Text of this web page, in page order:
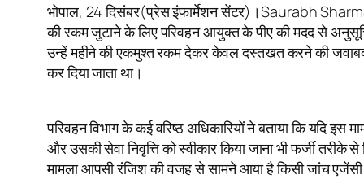
भोपाल, 24 दिसंबर(प्रेस इंफार्मेशन सेंटर)।Saurabh Sharma
की रकम जुटाने के लिए परिवहन आयुक्त के पीए की मदद से
उन्हें महीने की एकमुश्त रकम देकर केवल दस्तखत करने की
कर दिया जाता था।
परिवहन विभाग के कई वरिष्ठ अधिकारियों ने बताया कि यदि
और उसकी सेवा निवृत्ति को स्वीकार किया जाना भी फर्जी
मामला आपसी रंजिश की वजह से सामने आया है किसी जांच